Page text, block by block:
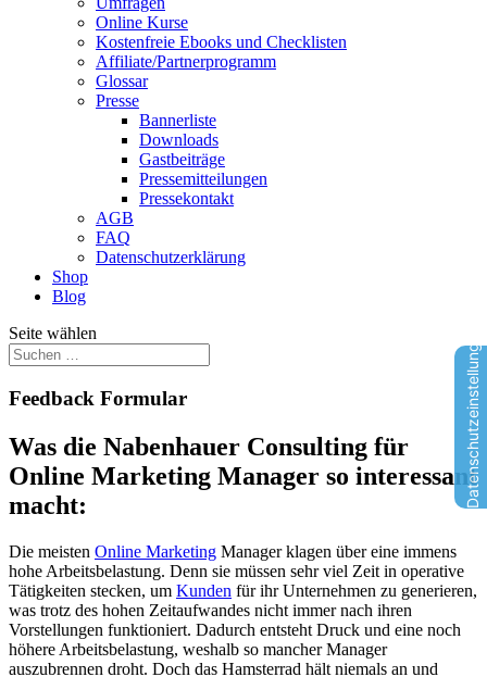
Online Kurse
Kostenfreie Ebooks und Checklisten
Affiliate/Partnerprogramm
Glossar
Presse
Bannerliste
Downloads
Gastbeiträge
Pressemitteilungen
Pressekontakt
AGB
FAQ
Datenschutzerklärung
Shop
Blog
Seite wählen
Feedback Formular
Was die Nabenhauer Consulting für
Online Marketing Manager so interessant
macht:
Die meisten Online Marketing Manager klagen über eine immens
hohe Arbeitsbelastung. Denn sie müssen sehr viel Zeit in operative
Tätigkeiten stecken, um Kunden für ihr Unternehmen zu generieren,
was trotz des hohen Zeitaufwandes nicht immer nach ihren
Vorstellungen funktioniert. Dadurch entsteht Druck und eine noch
höhere Arbeitsbelastung, weshalb so mancher Manager
auszubrennen droht. Doch das Hamsterrad hält niemals an und
Datenschutzeinstellungen